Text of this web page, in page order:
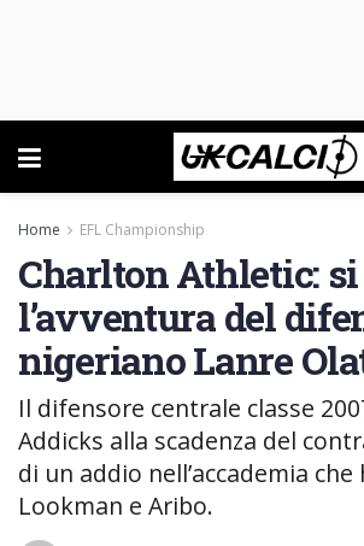
Home EFL Championship
Charlton Athletic:
l’avventura del
nigeriano Lanre
Il difensore centrale classe
Addicks alla scadenza del
di un addio nell’accademia
Lookman e Aribo.